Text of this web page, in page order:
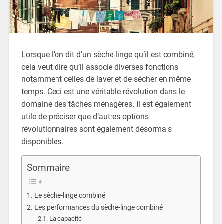
Lorsque l’on dit d’un sèche-linge qu’il est combiné,
cela veut dire qu’il associe diverses fonctions
notamment celles de laver et de sécher en même
temps. Ceci est une véritable révolution dans le
domaine des tâches ménagères. Il est également
utile de préciser que d’autres options
révolutionnaires sont également désormais
disponibles.
Sommaire
Le sèche-linge combiné
Les performances du sèche-linge combiné
La capacité